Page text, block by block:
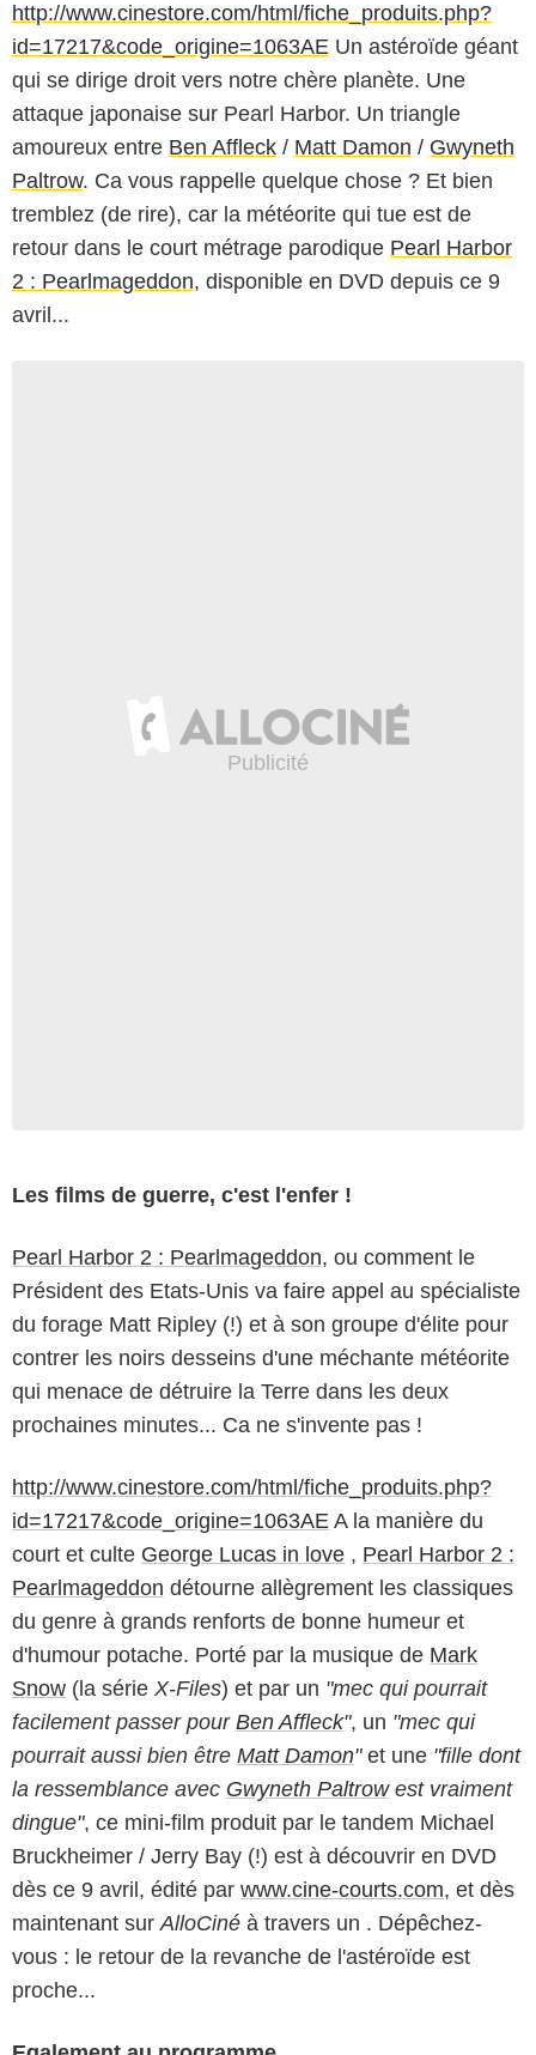
http://www.cinestore.com/html/fiche_produits.php?
id=17217&code_origine=1063AE Un astéroïde géant
qui se dirige droit vers notre chère planète. Une
attaque japonaise sur Pearl Harbor. Un triangle
amoureux entre Ben Affleck / Matt Damon / Gwyneth
Paltrow. Ca vous rappelle quelque chose ? Et bien
tremblez (de rire), car la météorite qui tue est de
retour dans le court métrage parodique Pearl Harbor
2 : Pearlmageddon, disponible en DVD depuis ce 9
avril...
Les films de guerre, c'est l'enfer !
Pearl Harbor 2 : Pearlmageddon, ou comment le
Président des Etats-Unis va faire appel au spécialiste
du forage Matt Ripley (!) et à son groupe d'élite pour
contrer les noirs desseins d'une méchante météorite
qui menace de détruire la Terre dans les deux
prochaines minutes... Ca ne s'invente pas !
http://www.cinestore.com/html/fiche_produits.php?
id=17217&code_origine=1063AE A la manière du
court et culte George Lucas in love , Pearl Harbor 2 :
Pearlmageddon détourne allègrement les classiques
du genre à grands renforts de bonne humeur et
d'humour potache. Porté par la musique de Mark
Snow (la série X-Files) et par un "mec qui pourrait
facilement passer pour Ben Affleck", un "mec qui
pourrait aussi bien être Matt Damon"et une "fille dont
la ressemblance avec Gwyneth Paltrowest vraiment
dingue", ce mini-film produit par le tandem Michael
Bruckheimer / Jerry Bay (!) est à découvrir en DVD
dès ce 9 avril, édité par www.cine-courts.com, et dès
maintenant surAlloCiné à travers un . Dépêchez-
vous : le retour de la revanche de l'astéroïde est
proche...